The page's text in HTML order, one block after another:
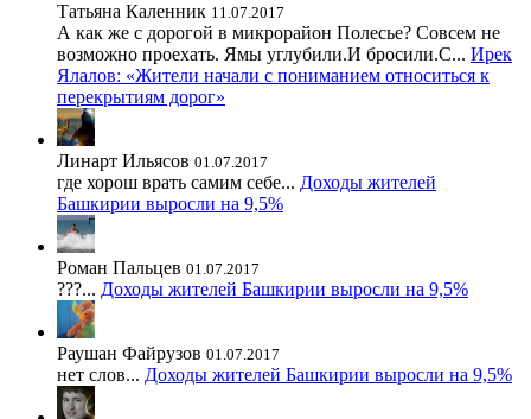
Татьяна Каленник 11.07.2017
А как же с дорогой в микрорайон Полесье? Совсем не
возможно проехать. Ямы углубили.И бросили.С... Ирек
Ялалов: «Жители начали с пониманием относиться к
перекрытиям дорог»
Линарт Ильясов 01.07.2017
где хорош врать самим себе... Доходы жителей
Башкирии выросли на 9,5%
Роман Пальцев 01.07.2017
???... Доходы жителей Башкирии выросли на 9,5%
Раушан Файрузов 01.07.2017
нет слов... Доходы жителей Башкирии выросли на 9,5%